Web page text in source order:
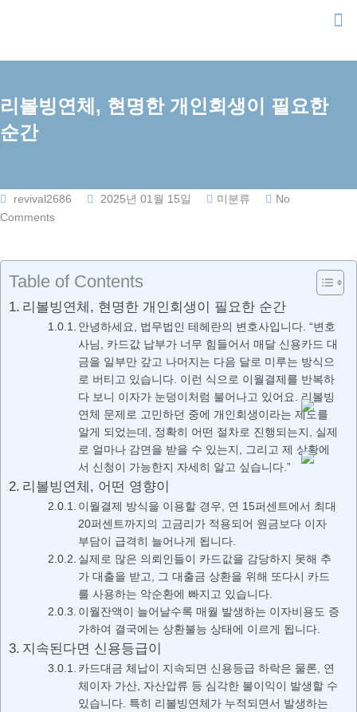
content
리볼빙연체, 현명한 개인회생이 필요한
순간
revival2686 2025년 01월 15일 미분류
No
Comments
Table of Contents
리볼빙연체, 현명한 개인회생이 필요한 순간
안녕하세요, 법무법인 테헤란의 변호사입니다. “변호
사님, 카드값 납부가 너무 힘들어서 매달 신용카드 대
금을 일부만 갚고 나머지는 다음 달로 미루는 방식으
로 버티고 있습니다. 이런 식으로 이월결제를 반복하
다 보니 이자가 눈덩이처럼 불어나고 있어요. 리볼빙
연체 문제로 고민하던 중에 개인회생이라는 제도를
알게 되었는데, 정확히 어떤 절차로 진행되는지, 실제
로 얼마나 감면을 받을 수 있는지, 그리고 제 상황에
서 신청이 가능한지 자세히 알고 싶습니다.”
리볼빙연체, 어떤 영향이
이월결제 방식을 이용할 경우, 연 15퍼센트에서 최대
20퍼센트까지의 고금리가 적용되어 원금보다 이자
부담이 급격히 늘어나게 됩니다.
실제로 많은 의뢰인들이 카드값을 감당하지 못해 추
가 대출을 받고, 그 대출금 상환을 위해 또다시 카드
를 사용하는 악순환에 빠지고 있습니다.
이월잔액이 늘어날수록 매월 발생하는 이자비용도 증
가하여 결국에는 상환불능 상태에 이르게 됩니다.
지속된다면 신용등급이
카드대금 체납이 지속되면 신용등급 하락은 물론, 연
체이자 가산, 자산압류 등 심각한 불이익이 발생할 수
있습니다. 특히 리볼빙연체가 누적되면서 발생하는